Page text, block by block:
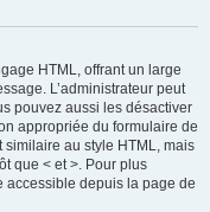
HTML, offrant un large
L’administrateur peut
pouvez aussi les désactiver
appropriée du formulaire de
au style HTML, mais
que < et >. Pour plus
accessible depuis la page de